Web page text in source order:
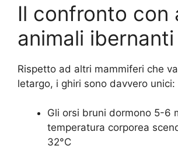
Il confronto con
animali ibernanti
Rispetto ad altri mammiferi che
letargo, i ghiri sono davvero unici:
Gli orsi bruni dormono 5-6
temperatura corporea
32°C